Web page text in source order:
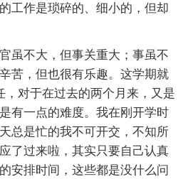
工作是琐碎的、细小的，但却
虽不大，但事关重大；事虽不
苦，但也很有乐趣。这学期就
，对于在过去的两个月来，又是
有一点的难度。我在刚开学时
总是忙的我不可开交，不知所
了过来啦，其实只要自己认真
安排时间，这些都是没什么问